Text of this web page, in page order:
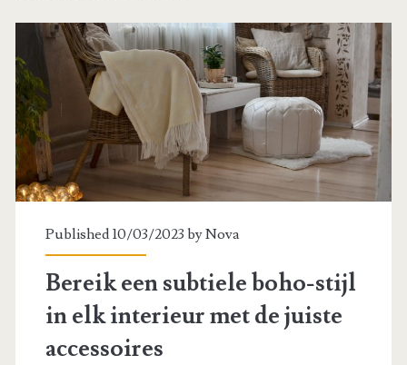
Published 10/03/2023 byNova
Bereik een subtiele boho-stijl
in elk interieur met de juiste
accessoires